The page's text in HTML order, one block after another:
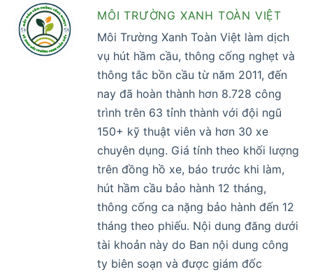
MÔI TRƯỜNG XANH TOÀN VIỆT
Môi Trường Xanh Toàn Việt làm dịch
vụ hút hầm cầu, thông cống nghẹt và
thông tắc bồn cầu từ năm 2011, đến
nay đã hoàn thành hơn 8.728 công
trình trên 63 tỉnh thành với đội ngũ
150+ kỹ thuật viên và hơn 30 xe
chuyên dụng. Giá tính theo khối lượng
trên đồng hồ xe, báo trước khi làm,
hút hầm cầu bảo hành 12 tháng,
thông cống ca nặng bảo hành đến 12
tháng theo phiếu. Nội dung đăng dưới
tài khoản này do Ban nội dung công
ty biên soạn và được giám đốc